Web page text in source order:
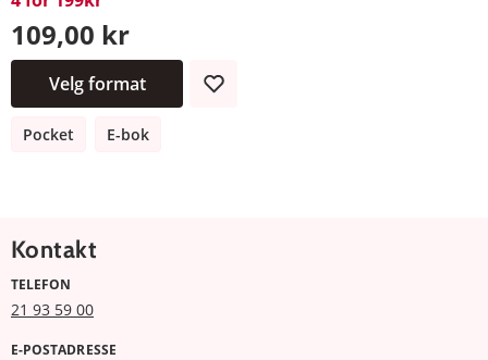
109,00 kr
Velg format
Pocket E-bok
Kontakt
TELEFON
21 93 59 00
E-POSTADRESSE